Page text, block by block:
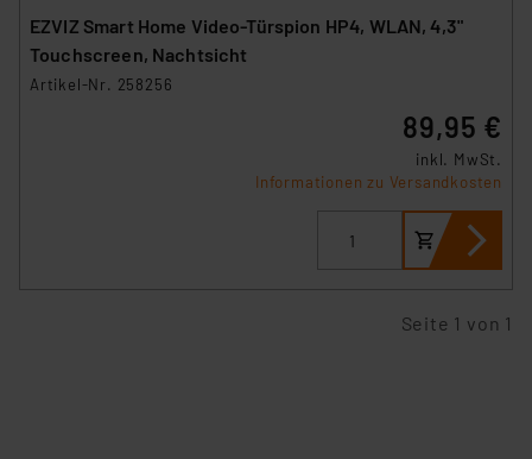
EZVIZ Smart Home Video-Türspion HP4, WLAN, 4,3"
Touchscreen, Nachtsicht
Artikel-Nr. 258256
89,95 €
inkl. MwSt.
Informationen zu Versandkosten
Seite 1 von 1